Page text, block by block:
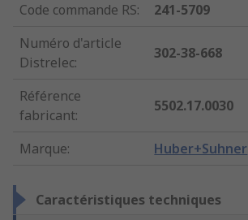
Code commande RS:
241-5709
Numéro d'article
Distrelec:
302-38-668
Référence
fabricant:
5502.17.0030
Marque: Huber+Suhner
Caractéristiques techniques